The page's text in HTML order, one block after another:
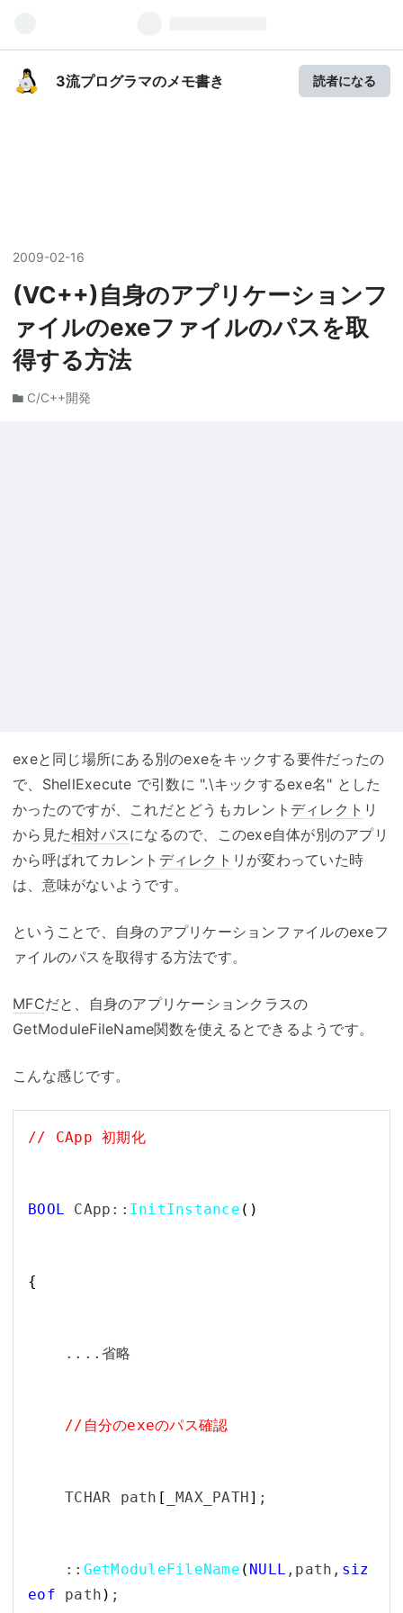
3流プログラマのメモ書き 読者になる
2009-02-16
(VC++)自身のアプリケーションフ
ァイルのexeファイルのパスを取
得する方法
C/C++開発
exeと同じ場所にある別のexeをキックする要件だったの
で、ShellExecute で引数に ".\キックするexe名" とした
かったのですが、これだとどうもカレント ディレクト リ
から見た相対パスになるので、このexe自体が別のアプリ
から呼ばれてカレント ディレクト リが変わっていた時
は、意味がないようです。
ということで、自身のアプリケーションファイルのexeフ
ァイルのパスを取得する方法です。
MFCだと、自身のアプリケーションクラスの
GetModuleFileName関数を使えるとできるようです。
こんな感じです。
// CApp 初期化
BOOL CApp:: InitInstance ( )
{
    ....省略
//自分のexeのパス確認
    TCHAR path
[ _MAX_PATH] ;
    ::
GetModuleFileName ( NULL ,path, siz
eof path ) ;